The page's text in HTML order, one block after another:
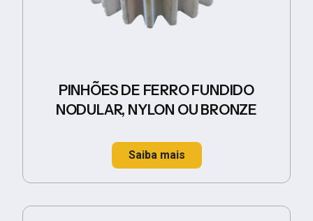
PINHÕES DE FERRO FUNDIDO
NODULAR, NYLON OU BRONZE
Saiba mais